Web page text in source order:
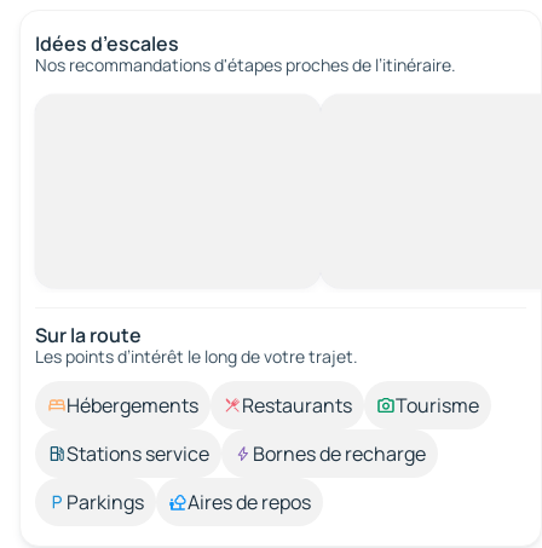
Idées d’escales
Nos recommandations d'étapes proches de l’itinéraire.
Sur la route
Les points d’intérêt le long de votre trajet.
Hébergements Restaurants
Tourisme
Stations service
Bornes de recharge
Parkings
Aires de repos